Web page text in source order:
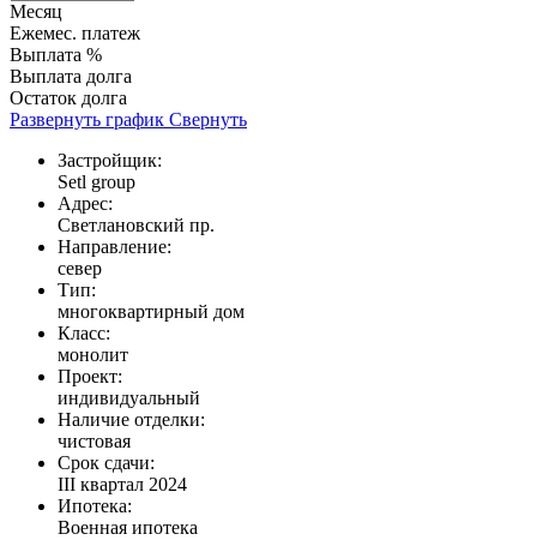
Месяц
Ежемес. платеж
Выплата %
Выплата долга
Остаток долга
Развернуть график Свернуть
Застройщик:
Setl group
Адрес:
Светлановский пр.
Направление:
север
Тип:
многоквартирный дом
Класс:
монолит
Проект:
индивидуальный
Наличие отделки:
чистовая
Срок сдачи:
III квартал 2024
Ипотека:
Военная ипотека